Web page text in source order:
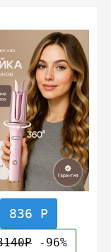
836 Р
-96%